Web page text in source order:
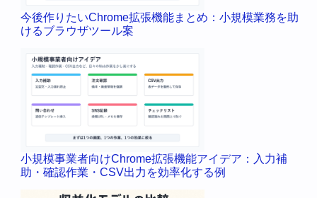
今後作りたいChrome拡張機能まとめ：小規模業務を助
けるブラウザツール案
小規模事業者向けChrome拡張機能アイデア：入力補
助・確認作業・CSV出力を効率化する例